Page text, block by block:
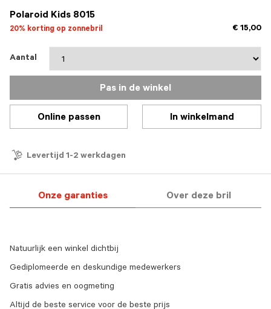
Polaroid Kids 8015
20% korting op zonnebril € 15,00
Aantal
Pas in de winkel
Online passen In winkelmand
Levertijd 1-2 werkdagen
Onze garanties Over deze bril
Natuurlijk een winkel dichtbij
Gediplomeerde en deskundige medewerkers
Gratis advies en oogmeting
Altijd de beste service voor de beste prijs